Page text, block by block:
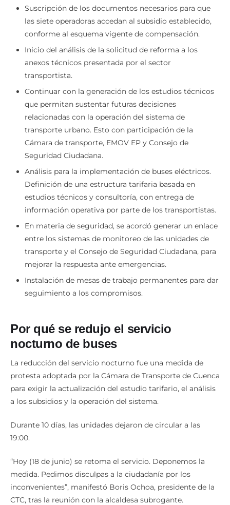
Suscripción de los documentos necesarios para que
las siete operadoras accedan al subsidio establecido,
conforme al esquema vigente de compensación.
Inicio del análisis de la solicitud de reforma a los
anexos técnicos presentada por el sector
transportista.
Continuar con la generación de los estudios técnicos
que permitan sustentar futuras decisiones
relacionadas con la operación del sistema de
transporte urbano. Esto con participación de la
Cámara de transporte, EMOV EP y Consejo de
Seguridad Ciudadana.
Análisis para la implementación de buses eléctricos.
Definición de una estructura tarifaria basada en
estudios técnicos y consultoría, con entrega de
información operativa por parte de los transportistas.
En materia de seguridad, se acordó generar un enlace
entre los sistemas de monitoreo de las unidades de
transporte y el Consejo de Seguridad Ciudadana, para
mejorar la respuesta ante emergencias.
Instalación de mesas de trabajo permanentes para dar
Por qué se redujo el servicio
nocturno de buses
La reducción del servicio nocturno fue una medida de
protesta adoptada por la Cámara de Transporte de Cuenca
para exigir la actualización del estudio tarifario, el análisis
Durante 10 días, las unidades dejaron de circular a las
“Hoy (18 de junio) se retoma el servicio. Deponemos la
medida. Pedimos disculpas a la ciudadanía por los
inconvenientes”, manifestó Boris Ochoa, presidente de la